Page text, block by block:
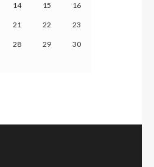
14 15 16
21 22 23
28 29 30